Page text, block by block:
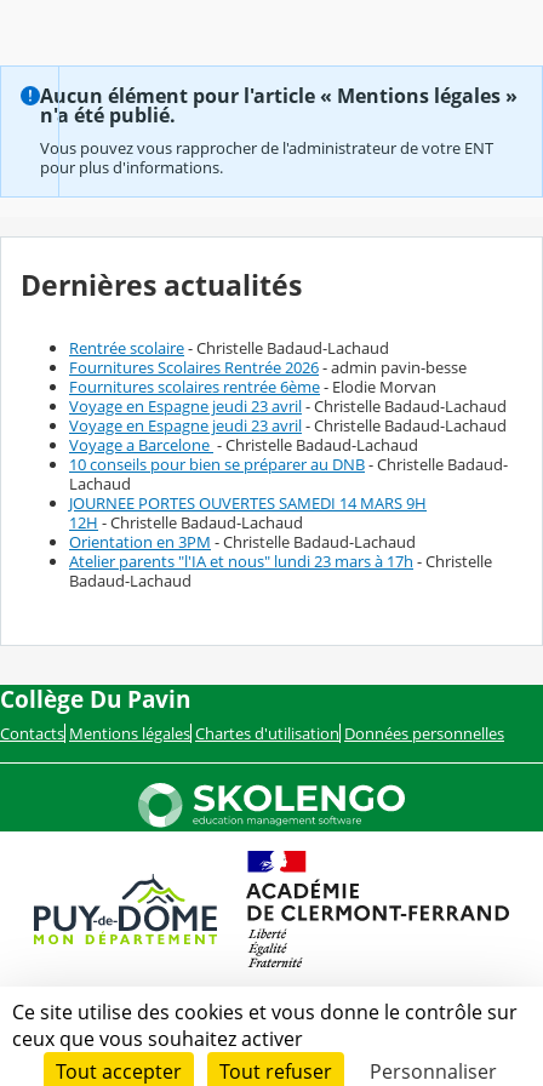
Aucun élément pour l'article « Mentions légales »
n'a été publié.
Vous pouvez vous rapprocher de l'administrateur de votre ENT
pour plus d'informations.
Dernières actualités
Rentrée scolaire- Christelle Badaud-Lachaud
Fournitures Scolaires Rentrée 2026- admin pavin-besse
Fournitures scolaires rentrée 6ème- Elodie Morvan
Voyage en Espagne jeudi 23 avril- Christelle Badaud-Lachaud
Voyage en Espagne jeudi 23 avril- Christelle Badaud-Lachaud
Voyage a Barcelone - Christelle Badaud-Lachaud
10 conseils pour bien se préparer au DNB- Christelle Badaud-
Lachaud
JOURNEE PORTES OUVERTES SAMEDI 14 MARS 9H
12H - Christelle Badaud-Lachaud
Orientation en 3PM - Christelle Badaud-Lachaud
Atelier parents "l'IA et nous" lundi 23 mars à 17h - Christelle
Badaud-Lachaud
Collège Du Pavin
Contacts Mentions légales Chartes d'utilisation Données personnelles
Ce site utilise des cookies et vous donne le contrôle sur
ceux que vous souhaitez activer
Tout accepter
Tout refuser Personnaliser